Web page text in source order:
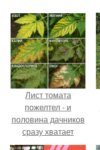
Лист томата
пожелтел - и
половина дачников
сразу хватает
удобрение.